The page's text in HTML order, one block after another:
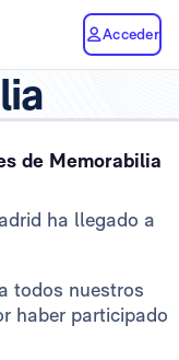
Acceder
de Memorabilia
ha llegado a
todos nuestros
haber participado